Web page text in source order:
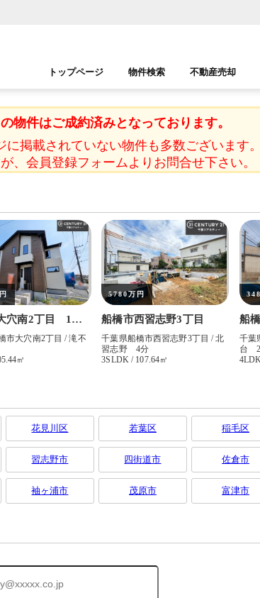
トップページ 物件検索
千葉エリア 木更津エリア
不動産売却
物件はご成約済みとなっております。
に掲載されていない物件も多数ございます。
、会員登録フォームよりお問合せ下さい。
花見川区 若葉区 稲毛区
習志野市 四街道市 佐倉市
袖ヶ浦市 茂原市 富津市